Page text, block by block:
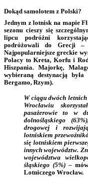
Dokąd samolotem z Polski?
Jednym z lotnisk na mapie
sezonu cieszy się
lipcu podróżni
podróżowali do Grecji
Najpopularniejsze greckie
Polacy to Kreta, Korfu i
Hiszpania. Majorkę,
wybieraną destynacją
Bergamo, Rzym).
W ciągu dwóch
Wrocławiu
pasażerowie to w
dolnośląskiego
drogowej i
lotniskiem
się lotniskiem
innych województw.
województwa
śląskiego (5%) –
Lotniczego Wrocław.